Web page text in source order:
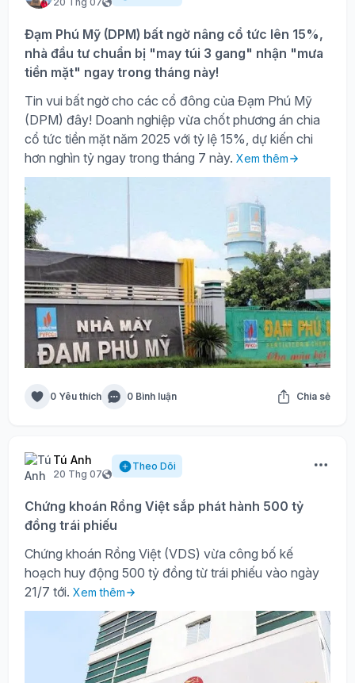
Đạm Phú Mỹ (DPM) bất ngờ nâng cổ tức lên 15%,
nhà đầu tư chuẩn bị "may túi 3 gang" nhận "mưa
tiền mặt" ngay trong tháng này!
Tin vui bất ngờ cho các cổ đông của Đạm Phú Mỹ
(DPM) đây! Doanh nghiệp vừa chốt phương án chia
cổ tức tiền mặt năm 2025 với tỷ lệ 15%, dự kiến chi
hơn nghìn tỷ ngay trong tháng 7 này. Xem thêm
0 Yêu thích 0 Bình luận Chia sẻ
Tú Anh
20 Thg 07
Theo Dõi
Chứng khoán Rồng Việt sắp phát hành 500 tỷ
đồng trái phiếu
Chứng khoán Rồng Việt (VDS) vừa công bố kế
hoạch huy động 500 tỷ đồng từ trái phiếu vào ngày
21/7 tới. Xem thêm